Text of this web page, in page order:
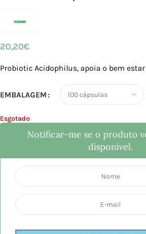
20,20€
Probiotic Acidophilus, apoia o bem
EMBALAGEM
Esgotado
Notificar-me se o produto
disponível.